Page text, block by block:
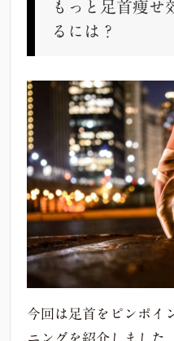
もっと足首痩せ
るには？
今回は足首をピンポイ
ニングを紹介しました。